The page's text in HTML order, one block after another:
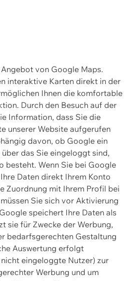
von Google Maps.
interaktive Karten direkt in der
Ihnen die komfortable
Durch den Besuch auf der
Information, dass Sie die
unserer Website aufgerufen
davon, ob Google ein
das Sie eingeloggt sind,
besteht. Wenn Sie bei Google
Daten direkt Ihrem Konto
Zuordnung mit Ihrem Profil bei
Sie sich vor Aktivierung
speichert Ihre Daten als
sie für Zwecke der Werbung,
bedarfsgerechten Gestaltung
Auswertung erfolgt
eingeloggte Nutzer) zur
Werbung und um